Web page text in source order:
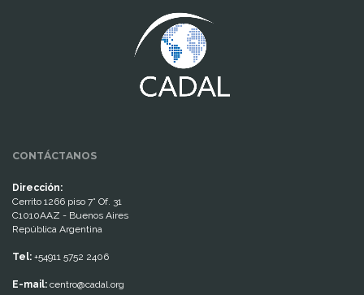
CONTÁCTANOS
Dirección:
Cerrito 1266 piso 7° Of. 31
C1010AAZ - Buenos Aires
República Argentina
Tel: +54911 5752 2406
E-mail: centro@cadal.org